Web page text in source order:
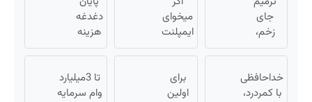
درخواست
اعتبار بده
✅
قسط
بدون
سود و
جای
زخم،
بخیه و
فقط در 3
هفته!!
میخوای
ایمپلنت
کنی
الان
وقتشه
دغدغه
هزینه
های
پزشکی
با پک
خداحافظی
با کمردرد،
برای
اولین
تا 3میلیارد
وام سرمایه